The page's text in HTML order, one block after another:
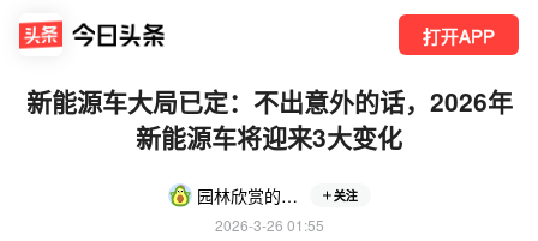
打开APP
新能源车大局已定：不出意外的话，2026年
新能源车将迎来3大变化
园林欣赏的繁花盛 关注
2026-3-26 01:55